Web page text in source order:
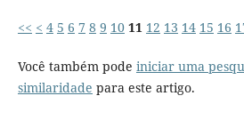
<< < 4 5 6 7 8 9 10 11 12 13 14 15 16
Você também pode iniciar uma
similaridade para este artigo.